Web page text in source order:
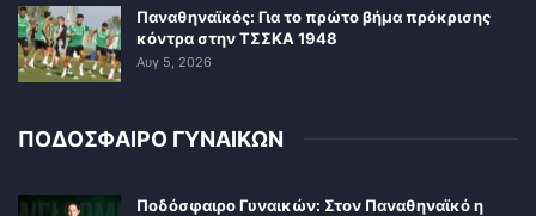
Παναθηναϊκός: Για το πρώτο βήμα πρόκρισης
κόντρα στην ΤΣΣΚΑ 1948
Αυγ 5, 2026
ΠΟΔΟΣΦΑΙΡΟ ΓΥΝΑΙΚΩΝ
Ποδόσφαιρο Γυναικών: Στον Παναθηναϊκό η